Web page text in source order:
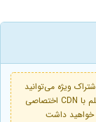
ویژه می‌توانید
هر 2 ساعت یک‌بار درخواست همگام‌سازی لینک‌های این فیلم با CDN اختصاصی
خواهید داشت